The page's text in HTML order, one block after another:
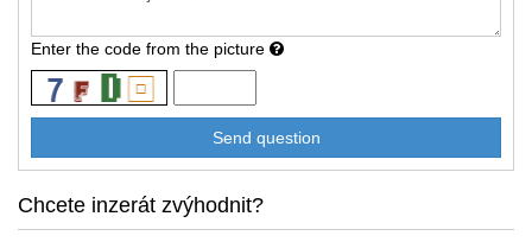
Enter the code from the picture
Chcete inzerát zvýhodnit?